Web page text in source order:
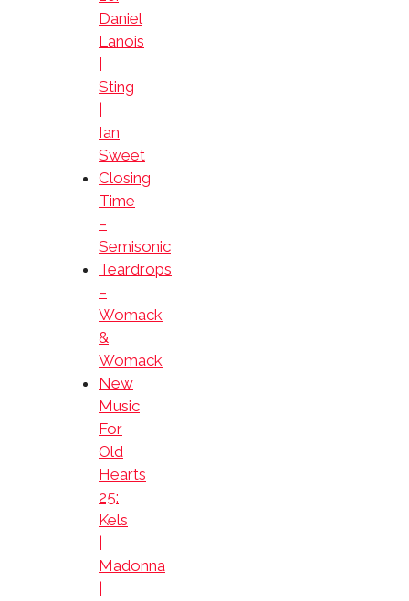
Daniel
Lanois
Sting
Ian
Sweet
Closing
Time
–
Semisonic
Teardrops
–
Womack
&
Womack
New
Music
For
Old
Hearts
25:
Kels
Madonna